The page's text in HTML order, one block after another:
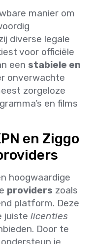
manier om
diverse legale
voor officiële
een stabiele en
onverwachte
zorgeloze
en films
en Ziggo
hoogwaardige
providers zoals
platform. Deze
juiste licenties
Door te
ondersteun je